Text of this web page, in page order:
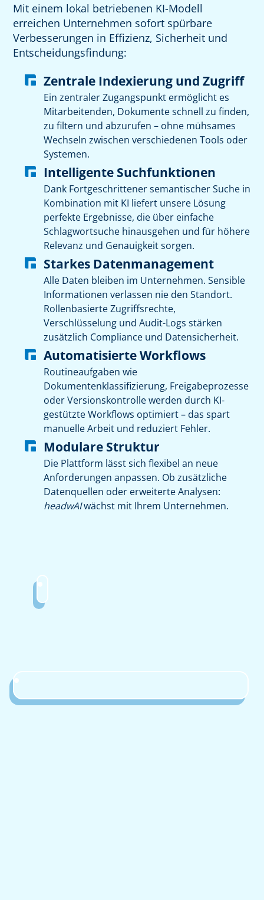
Mit einem lokal betriebenen KI-Modell
erreichen Unternehmen sofort spürbare
Verbesserungen in Effizienz, Sicherheit und
Entscheidungsfindung:
Zentrale Indexierung und Zugriff
Ein zentraler Zugangspunkt ermöglicht es
Mitarbeitenden, Dokumente schnell zu finden,
zu filtern und abzurufen – ohne mühsames
Wechseln zwischen verschiedenen Tools oder
Systemen.
Intelligente Suchfunktionen
Dank Fortgeschrittener semantischer Suche in
Kombination mit KI liefert unsere Lösung
perfekte Ergebnisse, die über einfache
Schlagwortsuche hinausgehen und für höhere
Relevanz und Genauigkeit sorgen.
Starkes Datenmanagement
Alle Daten bleiben im Unternehmen. Sensible
Informationen verlassen nie den Standort.
Rollenbasierte Zugriffsrechte,
Verschlüsselung und Audit-Logs stärken
zusätzlich Compliance und Datensicherheit.
Automatisierte Workflows
Routineaufgaben wie
Dokumentenklassifizierung, Freigabeprozesse
oder Versionskontrolle werden durch KI-
gestützte Workflows optimiert – das spart
manuelle Arbeit und reduziert Fehler.
Modulare Struktur
Die Plattform lässt sich flexibel an neue
Anforderungen anpassen. Ob zusätzliche
Datenquellen oder erweiterte Analysen:
headwAIwächst mit Ihrem Unternehmen.